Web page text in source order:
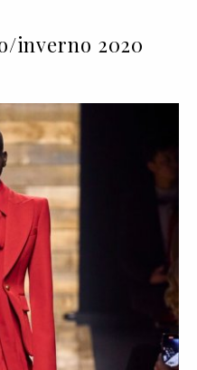
inverno 2020